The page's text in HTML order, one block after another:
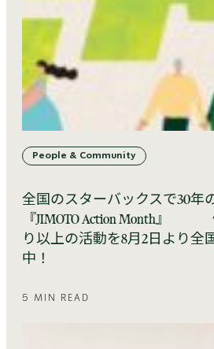
People & Community
全国のスターバックスで30年
『JIMOTO Action Month』
り以上の活動を8月2日より全
中！
5 MIN READ